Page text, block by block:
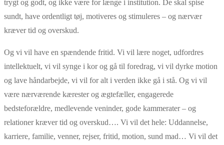
trygt og godt, og ikke være for længe i institution. De skal spise
sundt, have ordentligt tøj, motiveres og stimuleres – og nærvær
kræver tid og overskud.
Og vi vil have en spændende fritid. Vi vil lære noget, udfordres
intellektuelt, vi vil synge i kor og gå til foredrag, vi vil dyrke motion
og lave håndarbejde, vi vil for alt i verden ikke gå i stå. Og vi vil
være nærværende kærester og ægtefæller, engagerede
bedsteforældre, medlevende veninder, gode kammerater – og
relationer kræver tid og overskud…. Vi vil det hele: Uddannelse,
karriere, familie, venner, rejser, fritid, motion, sund mad… Vi vil det